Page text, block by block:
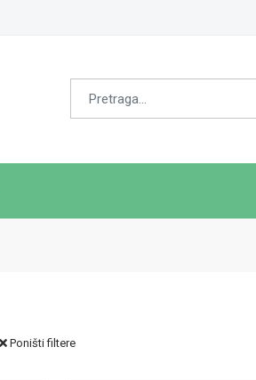
Poništi filtere